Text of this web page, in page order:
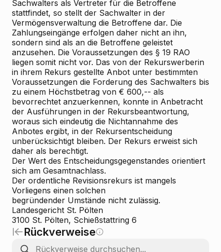
Sachwalters als Vertreter für die Betroffene
stattfindet, so stellt der Sachwalter in der
Vermögensverwaltung die Betroffene dar. Die
Zahlungseingänge erfolgen daher nicht an ihn,
sondern sind als an die Betroffene geleistet
anzusehen. Die Voraussetzungen des § 19 RAO
liegen somit nicht vor. Das von der Rekurswerberin
in ihrem Rekurs gestellte Anbot unter bestimmten
Voraussetzungen die Forderung des Sachwalters bis
zu einem Höchstbetrag von € 600,-- als
bevorrechtet anzuerkennen, konnte in Anbetracht
der Ausführungen in der Rekursbeantwortung,
woraus sich eindeutig die Nichtannahme des
Anbotes ergibt, in der Rekursentscheidung
unberücksichtigt bleiben. Der Rekurs erweist sich
daher als berechtigt.
Der Wert des Entscheidungsgegenstandes orientiert
sich am Gesamtnachlass.
Der ordentliche Revisionsrekurs ist mangels
Vorliegens einen solchen
begründender Umstände nicht zulässig.
Landesgericht St. Pölten
3100 St. Pölten, Schießstattring 6
Rückverweise